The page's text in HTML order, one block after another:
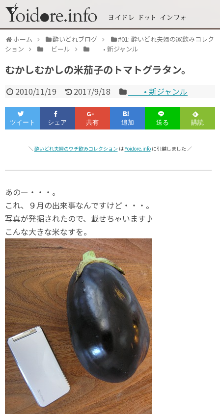
ホーム 酔いどれブログ
#01: 酔いどれ夫婦の家飲みコレク
ション
ビール • 新ジャンル
むかしむかしの米茄子のトマトグラタン。
2010/11/19 2017/9/18 • 新ジャンル
＼ 酔いどれ夫婦のウチ飲みコレクション はYoidore.infoに引越しました ／
あのー・・・。
これ、９月の出来事なんですけど・・・。
写真が発掘されたので、載せちゃいます♪
こんな大きな米なすを。